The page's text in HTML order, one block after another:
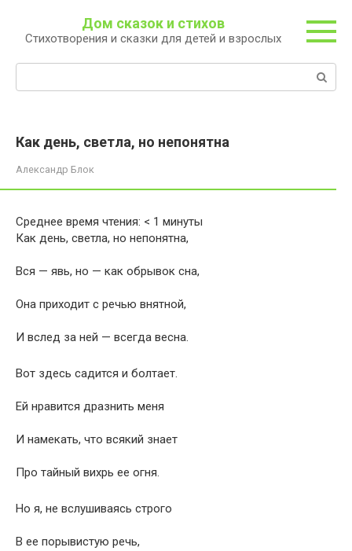
контенту
Дом сказок и стихов
Стихотворения и сказки для детей и взрослых
Как день, светла, но непонятна
Александр Блок
Среднее время чтения: < 1 минуты
Как день, светла, но непонятна,
Вся — явь, но — как обрывок сна,
Она приходит с речью внятной,
И вслед за ней — всегда весна.
Вот здесь садится и болтает.
Ей нравится дразнить меня
И намекать, что всякий знает
Про тайный вихрь ее огня.
Но я, не вслушиваясь строго
В ее порывистую речь,